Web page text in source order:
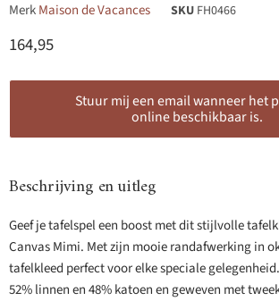
MerkMaison de Vacances SKU FH0466
Huidige prijs
164,95
Stuur mij een email wanneer het
online beschikbaar is.
Beschrijving en uitleg
Geef je tafelspel een boost met dit stijlvolle
Canvas Mimi. Met zijn mooie randafwerking in
tafelkleed perfect voor elke speciale
52% linnen en 48% katoen en geweven met